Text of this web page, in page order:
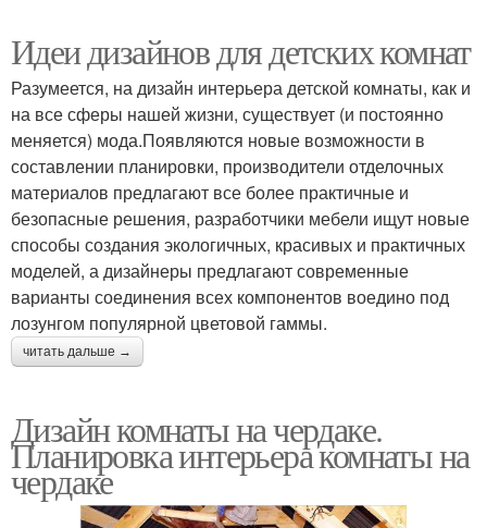
Идеи дизайнов для детских комнат
Разумеется, на дизайн интерьера детской комнаты, как и
на все сферы нашей жизни, существует (и постоянно
меняется) мода.Появляются новые возможности в
составлении планировки, производители отделочных
материалов предлагают все более практичные и
безопасные решения, разработчики мебели ищут новые
способы создания экологичных, красивых и практичных
моделей, а дизайнеры предлагают современные
варианты соединения всех компонентов воедино под
лозунгом популярной цветовой гаммы.
читать дальше →
Дизайн комнаты на чердаке.
Планировка интерьера комнаты на
чердаке